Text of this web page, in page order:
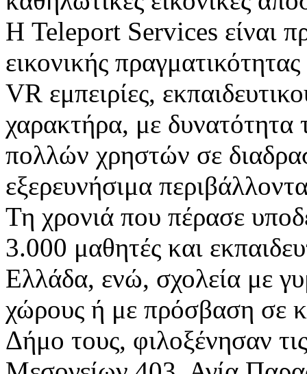
Η Teleport Services είναι
εικονικής
VR εμπειρίες,
χαρακτήρα, με δυνατότητα
πολλών χρηστών σε
εξερευνήσιμα
Τη χρονιά που πέρασε
3.000 μαθητές και
Ελλάδα, ενώ, σχολεία με
χώρους ή με πρόσβαση σε
Δήμο τους, φιλοξένησαν τις